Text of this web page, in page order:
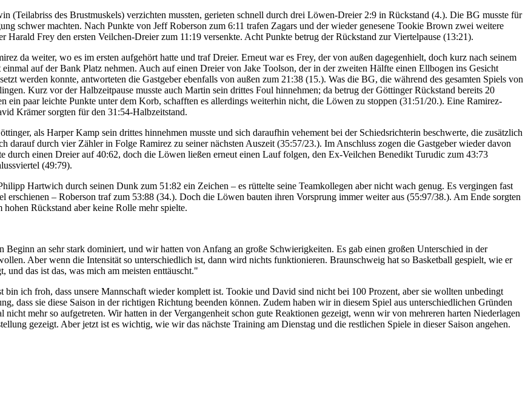
des Brustmuskels) verzichten mussten, gerieten schnell durch drei Löwen-Dreier 2:9 in Rückstand (4.). Die BG musste für
schwer machten. Nach Punkte von Jeff Roberson zum 6:11 trafen Zagars und der wieder genesene Tookie Brown zwei weitere
Frey den ersten Veilchen-Dreier zum 11:19 versenkte. Acht Punkte betrug der Rückstand zur Viertelpause (13:21).
da weiter, wo es im ersten aufgehört hatte und traf Dreier. Erneut war es Frey, der von außen dagegenhielt, doch kurz nach seinem
auf der Bank Platz nehmen. Auch auf einen Dreier von Jake Toolson, der in der zweiten Hälfte einen Ellbogen ins Gesicht
werden konnte, antworteten die Gastgeber ebenfalls von außen zum 21:38 (15.). Was die BG, die während des gesamten Spiels von
Kurz vor der Halbzeitpause musste auch Martin sein drittes Foul hinnehmen; da betrug der Göttinger Rückstand bereits 20
ein paar leichte Punkte unter dem Korb, schafften es allerdings weiterhin nicht, die Löwen zu stoppen (31:51/20.). Eine Ramirez-
Krämer sorgten für den 31:54-Halbzeitstand.
als Harper Kamp sein drittes hinnehmen musste und sich daraufhin vehement bei der Schiedsrichterin beschwerte, die zusätzlich
darauf durch vier Zähler in Folge Ramirez zu seiner nächsten Auszeit (35:57/23.). Im Anschluss zogen die Gastgeber wieder davon
durch einen Dreier auf 40:62, doch die Löwen ließen erneut einen Lauf folgen, den Ex-Veilchen Benedikt Turudic zum 43:73
(49:79).
Hartwich durch seinen Dunk zum 51:82 ein Zeichen – es rüttelte seine Teamkollegen aber nicht wach genug. Es vergingen fast
– Roberson traf zum 53:88 (34.). Doch die Löwen bauten ihren Vorsprung immer weiter aus (55:97/38.). Am Ende sorgten
Rückstand aber keine Rolle mehr spielte.
an sehr stark dominiert, und wir hatten von Anfang an große Schwierigkeiten. Es gab einen großen Unterschied in der
Aber wenn die Intensität so unterschiedlich ist, dann wird nichts funktionieren. Braunschweig hat so Basketball gespielt, wie er
das ist das, was mich am meisten enttäuscht."
ich froh, dass unsere Mannschaft wieder komplett ist. Tookie und David sind nicht bei 100 Prozent, aber sie wollten unbedingt
dass sie diese Saison in der richtigen Richtung beenden können. Zudem haben wir in diesem Spiel aus unterschiedlichen Gründen
mehr so aufgetreten. Wir hatten in der Vergangenheit schon gute Reaktionen gezeigt, wenn wir von mehreren harten Niederlagen
gezeigt. Aber jetzt ist es wichtig, wie wir das nächste Training am Dienstag und die restlichen Spiele in dieser Saison angehen.